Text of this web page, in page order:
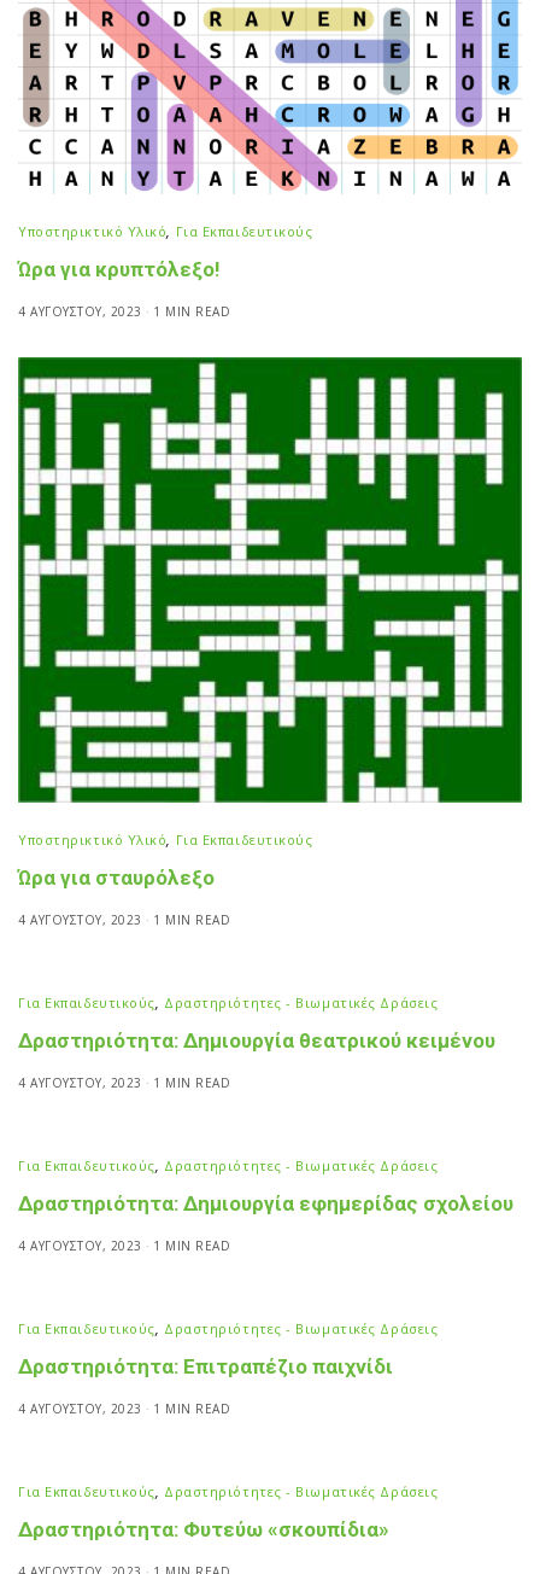
Υποστηρικτικό Υλικό Για Εκπαιδευτικούς
Ώρα για κρυπτόλεξο!
4 ΑΥΓΟΎΣΤΟΥ, 2023 1 MIN READ
Υποστηρικτικό Υλικό, Για Εκπαιδευτικούς
Ώρα για σταυρόλεξο
4 ΑΥΓΟΎΣΤΟΥ, 2023 1 MIN READ
Για Εκπαιδευτικούς, Δραστηριότητες - Βιωματικές Δράσεις
Δραστηριότητα: Δημιουργία θεατρικού κειμένου
4 ΑΥΓΟΎΣΤΟΥ, 2023 1 MIN READ
Για Εκπαιδευτικούς, Δραστηριότητες - Βιωματικές Δράσεις
Δραστηριότητα: Δημιουργία εφημερίδας σχολείου
4 ΑΥΓΟΎΣΤΟΥ, 2023 1 MIN READ
Για Εκπαιδευτικούς, Δραστηριότητες - Βιωματικές Δράσεις
Δραστηριότητα: Επιτραπέζιο παιχνίδι
4 ΑΥΓΟΎΣΤΟΥ, 2023 1 MIN READ
Για Εκπαιδευτικούς, Δραστηριότητες - Βιωματικές Δράσεις
Δραστηριότητα: Φυτεύω «σκουπίδια»